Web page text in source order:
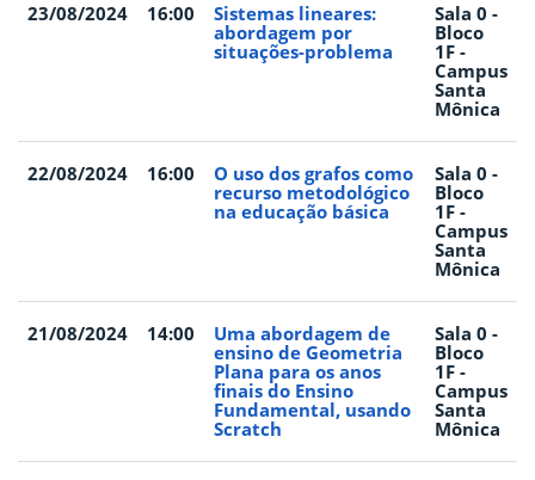
23/08/2024 16:00
Sistemas lineares:
abordagem por
situações-problema
Sala 0 -
Bloco
1F -
Campus
Santa
Mônica
22/08/2024 16:00
O uso dos grafos como
recurso metodológico
na educação básica
Sala 0 -
Bloco
1F -
Campus
Santa
Mônica
21/08/2024 14:00
Uma abordagem de
ensino de Geometria
Plana para os anos
finais do Ensino
Fundamental, usando
Scratch
Sala 0 -
Bloco
1F -
Campus
Santa
Mônica